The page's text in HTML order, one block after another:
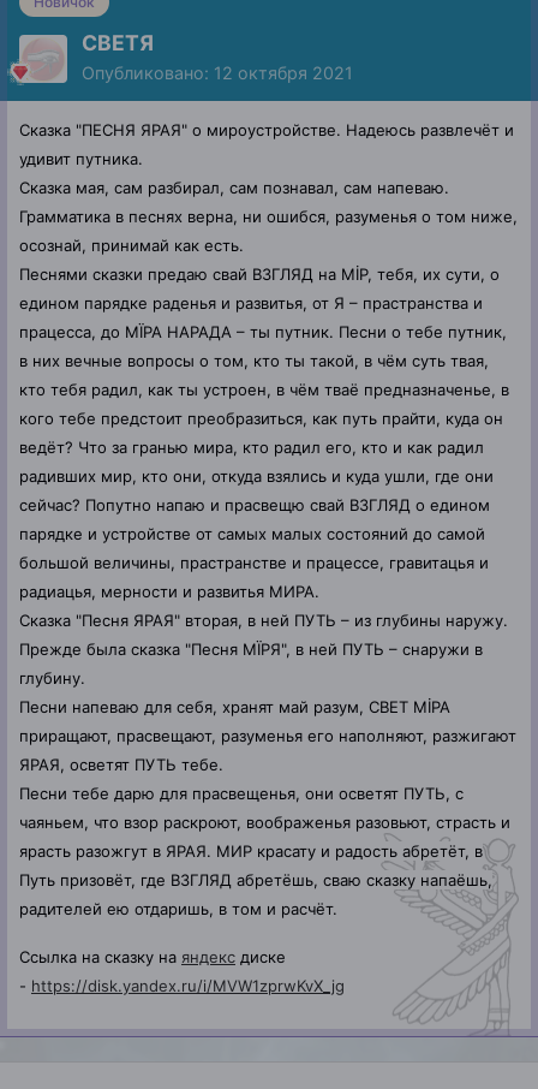
СВЕТЯ
Опубликовано: 12 октября 2021
Сказка "ПЕСНЯ ЯРАЯ" о мироустройстве. Надеюсь развлечёт и
удивит путника.
Сказка мая, сам разбирал, сам познавал, сам напеваю.
Грамматика в песнях верна, ни ошибся, разуменья о том ниже,
осознай, принимай как есть.
Песнями сказки предаю свай ВЗГЛЯД на МİР, тебя, их сути, о
едином парядке раденья и развитья, от Я – прастранства и
працесса, до МЇРА НАРАДА – ты путник. Песни о тебе путник,
в них вечные вопросы о том, кто ты такой, в чём суть твая,
кто тебя радил, как ты устроен, в чём тваё предназначенье, в
кого тебе предстоит преобразиться, как путь прайти, куда он
ведёт? Что за гранью мира, кто радил его, кто и как радил
радивших мир, кто они, откуда взялись и куда ушли, где они
сейчас? Попутно напаю и прасвещю свай ВЗГЛЯД о едином
парядке и устройстве от самых малых состояний до самой
большой величины, прастранстве и працессе, гравитацья и
радиацья, мерности и развитья МИРА.
Сказка "Песня ЯРАЯ" вторая, в ней ПУТЬ – из глубины наружу.
Прежде была сказка "Песня МЇРЯ", в ней ПУТЬ – снаружи в
глубину.
Песни напеваю для себя, хранят май разум, СВЕТ МİРА
приращают, прасвещают, разуменья его наполняют, разжигают
ЯРАЯ, осветят ПУТЬ тебе.
Песни тебе дарю для прасвещенья, они осветят ПУТЬ, с
чаяньем, что взор раскроют, воображенья разовьют, страсть и
ярасть разожгут в ЯРАЯ. МИР красату и радость абретёт, в
Путь призовёт, где ВЗГЛЯД абретёшь, сваю сказку напаёшь,
радителей ею отдаришь, в том и расчёт.
Ссылка на сказку на яндекс диске
- https://disk.yandex.ru/i/MVW1zprwKvX_jg